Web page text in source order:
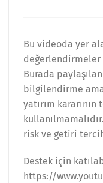
Bu videoda yer
değerlendirmeler
Burada
bilgilendirme
yatırım
risk ve getiri
Destek için
https://